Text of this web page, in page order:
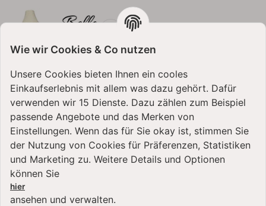
Happy Lamps
Stehleuchte "Bello der
treue Pudel"
189,99 € *
Artikel verfügbar
Wie wir Cookies & Co nutzen
Unsere Cookies bieten Ihnen ein cooles
Einkaufserlebnis mit allem was dazu gehört. Dafür
verwenden wir 15 Dienste. Dazu zählen zum Beispiel
passende Angebote und das Merken von
Einstellungen. Wenn das für Sie okay ist, stimmen Sie
der Nutzung von Cookies für Präferenzen, Statistiken
und Marketing zu. Weitere Details und Optionen
können Sie
hier
ansehen und verwalten.